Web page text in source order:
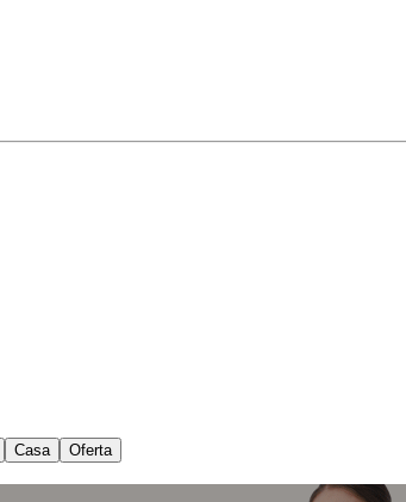
Casa Oferta